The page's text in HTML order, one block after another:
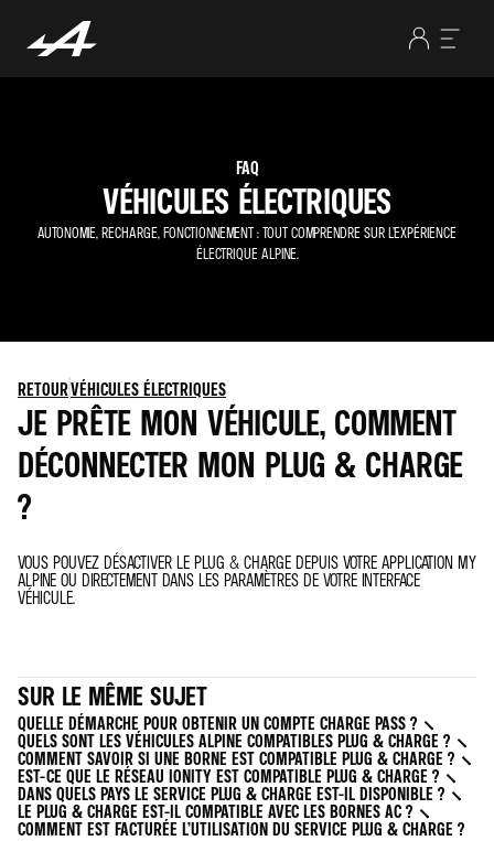
FAQ
VÉHICULES ÉLECTRIQUES
AUTONOMIE, RECHARGE, FONCTIONNEMENT : TOUT COMPRENDRE SUR L’EXPÉRIENCE
ÉLECTRIQUE ALPINE.
RETOURVÉHICULES ÉLECTRIQUES
JE PRÊTE MON VÉHICULE, COMMENT
DÉCONNECTER MON PLUG & CHARGE
?
VOUS POUVEZ DÉSACTIVER LE PLUG & CHARGE DEPUIS VOTRE APPLICATION MY
ALPINE OU DIRECTEMENT DANS LES PARAMÈTRES DE VOTRE INTERFACE
VÉHICULE.
SUR LE MÊME SUJET
QUELLE DÉMARCHE POUR OBTENIR UN COMPTE CHARGE PASS ?
QUELS SONT LES VÉHICULES ALPINE COMPATIBLES PLUG & CHARGE ?
COMMENT SAVOIR SI UNE BORNE EST COMPATIBLE PLUG & CHARGE ?
EST-CE QUE LE RÉSEAU IONITY EST COMPATIBLE PLUG & CHARGE ?
DANS QUELS PAYS LE SERVICE PLUG & CHARGE EST-IL DISPONIBLE ?
LE PLUG & CHARGE EST-IL COMPATIBLE AVEC LES BORNES AC ?
COMMENT EST FACTURÉE L’UTILISATION DU SERVICE PLUG & CHARGE ?